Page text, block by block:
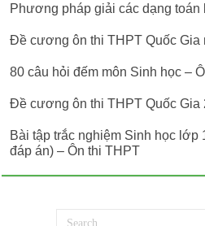
Phương pháp giải các dạng toán
Đề cương ôn thi THPT Quốc Gia
80 câu hỏi đếm môn Sinh học –
Đề cương ôn thi THPT Quốc Gia
Bài tập trắc nghiệm Sinh học
đáp án) – Ôn thi THPT